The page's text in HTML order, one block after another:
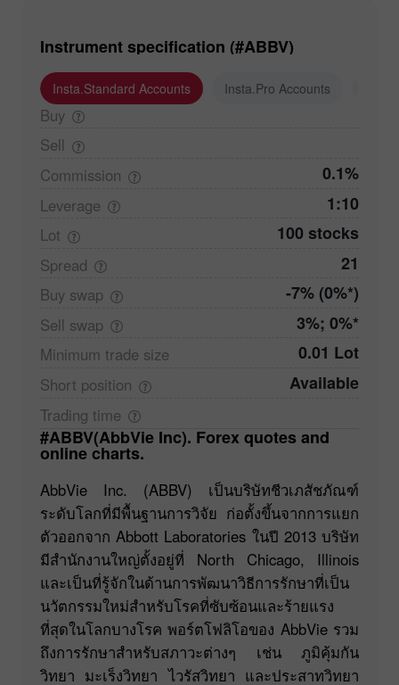
Instrument specification (#ABBV)
Insta.Standard Accounts Insta.Pro Accounts
Buy
Sell
Commission
0.1%
Leverage 1:10
Lot 100 stocks
Spread 21
Buy swap -7% (0%*)
Sell swap 3%; 0%*
Minimum trade size 0.01 Lot
Short position Available
Trading time
#ABBV(AbbVie Inc). Forex quotes and
online charts.
AbbVie Inc. (ABBV) เป็นบริษัทชีวเภสัชภัณฑ์
ระดับโลกที่มีพื้นฐานการวิจัย ก่อตั้งขึ้นจากการแยก
ตัวออกจาก Abbott Laboratories ในปี 2013 บริษัท
มีสำนักงานใหญ่ตั้งอยู่ที่ North Chicago, Illinois
และเป็นที่รู้จักในด้านการพัฒนาวิธีการรักษาที่เป็น
นวัตกรรมใหม่สำหรับโรคที่ซับซ้อนและร้ายแรง
ที่สุดในโลกบางโรค พอร์ตโฟลิโอของ AbbVie รวม
ถึงการรักษาสำหรับสภาวะต่างๆ เช่น ภูมิคุ้มกัน
วิทยา มะเร็งวิทยา ไวรัสวิทยา และประสาทวิทยา